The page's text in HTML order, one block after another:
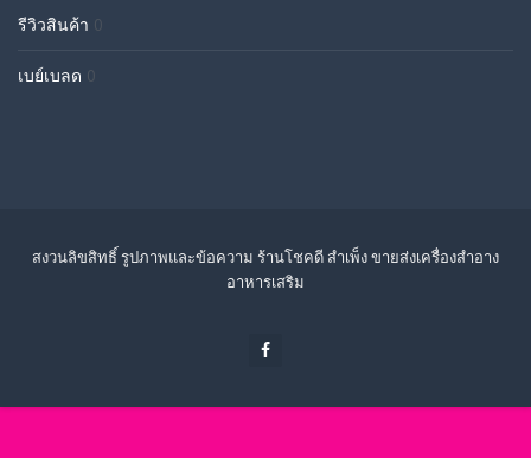
รีวิวสินค้า 0
เบย์เบลด 0
สงวนลิขสิทธิ์ รูปภาพและข้อความ ร้านโชคดี สำเพ็ง ขายส่งเครื่องสำอาง
อาหารเสริม